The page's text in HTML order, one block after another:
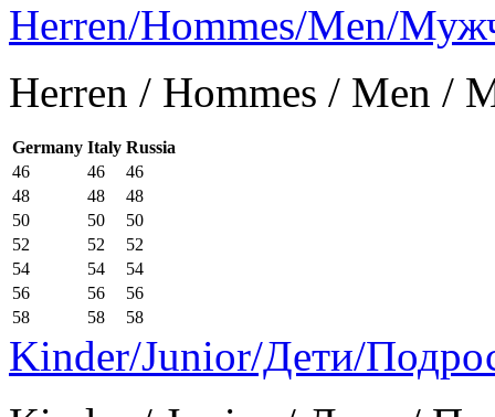
Herren/Hommes/Men/
Herren / Hommes / Men /
Germany Italy Russia
46
46
46
48
48
48
50
50
50
52
52
52
54
54
54
56
56
56
58
58 58
Kinder/Junior/Дети/